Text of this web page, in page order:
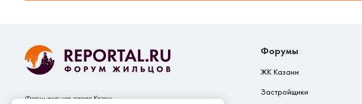
Форум жильцов города Казань
Форумы
ЖК Казани
Застройщики